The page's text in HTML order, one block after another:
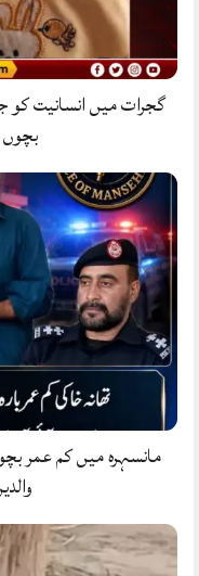
گجرات میں انسانیت کو
مانسہرہ میں کم عمر